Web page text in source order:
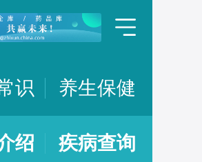
识 养生保健
绍 疾病查询